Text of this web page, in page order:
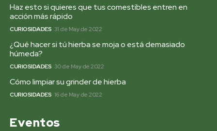
Haz esto si quieres que tus comestibles entren en
acción más rápido
CURIOSIDADES 31 de May de 2022
¿Qué hacer si tú hierba se moja o está demasiado
húmeda?
CURIOSIDADES 30 de May de 2022
Cómo limpiar su grinder de hierba
CURIOSIDADES 16 de May de 2022
Eventos